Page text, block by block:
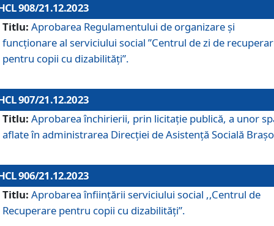
908/21.12.2023
Titlu: Aprobarea Regulamentului de organizare şi
funcţionare al serviciului social ”Centrul de zi de
pentru copii cu dizabilități”.
907/21.12.2023
Titlu: Aprobarea închirierii, prin licitație publică, a unor
aflate în administrarea Direcției de Asistență Socială
906/21.12.2023
Titlu: Aprobarea înființării serviciului social ,,Centrul de
Recuperare pentru copii cu dizabilități”.